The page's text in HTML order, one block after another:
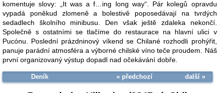
komentuje slovy: „It was a f…ing long way“. Pár kolegů opravdu
vypadá poněkud zlomeně a bolestivě poposedávají na tvrdých
sedadlech školního minibusu. Den však ještě zdaleka nekončí.
Společně s ostatními se tlačíme do restaurace na hlavní ulici v
Pucónu. Poslední prázdninový víkend se Chilané rozhodli prohýřit,
panuje parádní atmosféra a výborné chilské víno teče proudem. Náš
první organizovaný výstup dopadl nad očekávání dobře.
« předchozí
Deník další »